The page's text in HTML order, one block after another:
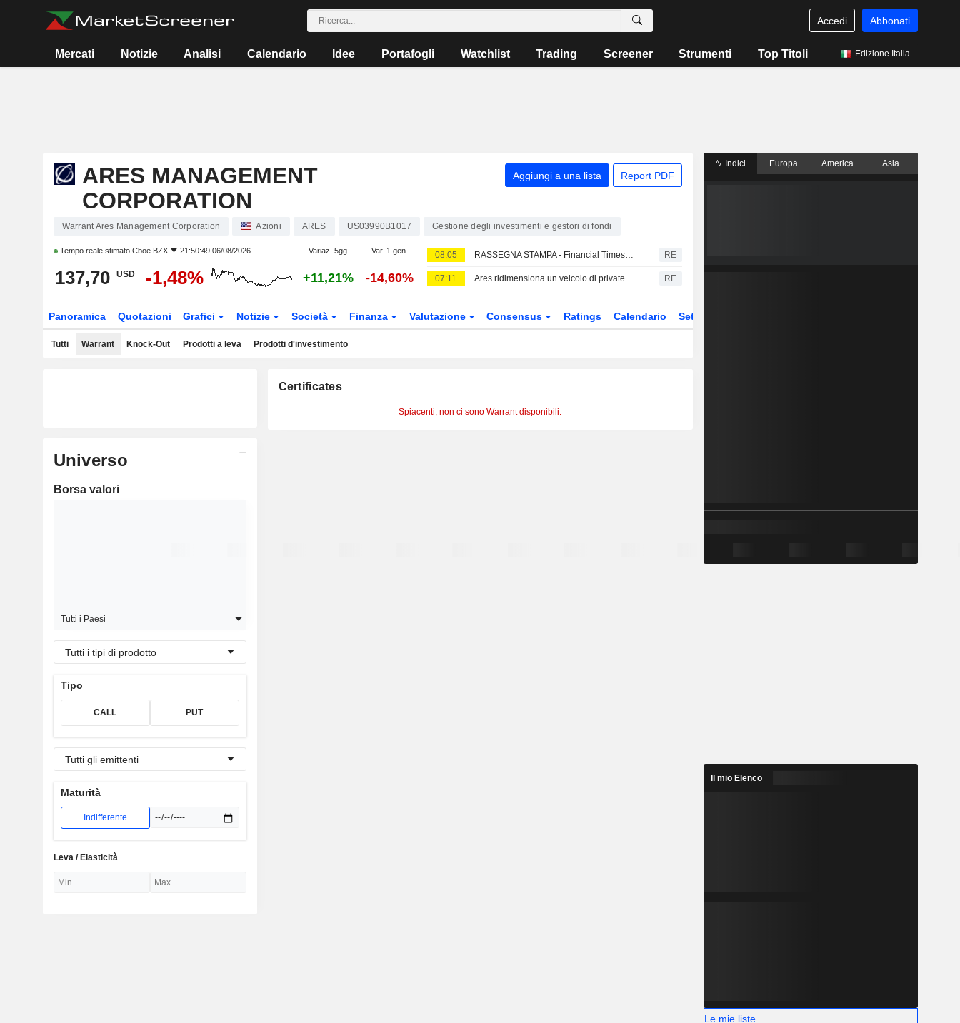
Accedi Abbonati
Mercati Notizie Analisi Calendario Idee Portafogli Watchlist Trading Screener Strumenti Top Titoli Edizione Italia
ARES MANAGEMENT
CORPORATION
Aggiungi a una lista Report PDF
Warrant Ares Management Corporation Azioni ARES US03990B1017 Gestione degli investimenti e gestori di fondi
Tempo reale stimato Cboe BZX 21:50:49 06/08/2026 Variaz. 5gg Var. 1 gen.
137,70 USD -1,48% +11,21% -14,60%
08:05 RASSEGNA STAMPA - Financial Times - 6 agosto RE
07:11 Ares ridimensiona un veicolo di private credit da 1 Mrd EUR dopo le resistenze degli investitori, secondo il FT RE
Panoramica Quotazioni Grafici Notizie Società Finanza Valutazione Consensus Ratings Calendario Settore
Tutti Warrant Knock-Out Prodotti a leva Prodotti d'investimento
Universo
Borsa valori
Tutti i Paesi
Tutti i tipi di prodotto
Tipo
CALL PUT
Tutti gli emittenti
Maturità
Indifferente
Leva / Elasticità
Certificates
Spiacenti, non ci sono Warrant disponibili.
Indici Europa America Asia
Il mio Elenco
Le mie liste